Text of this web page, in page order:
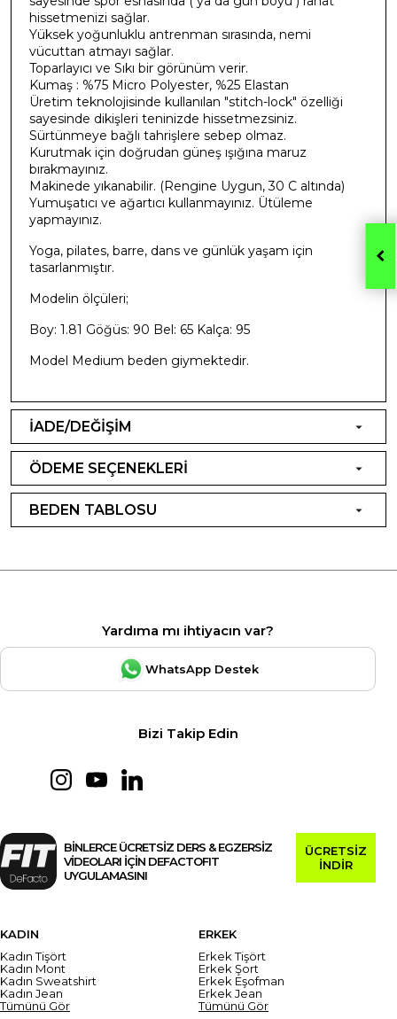
hissetmenizi sağlar.
Yüksek yoğunluklu antrenman sırasında, nemi
vücuttan atmayı sağlar.
Toparlayıcı ve Sıkı bir görünüm verir.
Kumaş : %75 Micro Polyester, %25 Elastan
Üretim teknolojisinde kullanılan "stitch-lock" özelliği
sayesinde dikişleri teninizde hissetmezsiniz.
Sürtünmeye bağlı tahrişlere sebep olmaz.
Kurutmak için doğrudan güneş ışığına maruz
bırakmayınız.
Makinede yıkanabilir. (Rengine Uygun, 30 C altında)
Yumuşatıcı ve ağartıcı kullanmayınız. Ütüleme
yapmayınız.
Yoga, pilates, barre, dans ve günlük yaşam için
tasarlanmıştır.
Modelin ölçüleri;
Boy: 1.81 Göğüs: 90 Bel: 65 Kalça: 95
Model Medium beden giymektedir.
İADE/DEĞİŞİM
ÖDEME SEÇENEKLERİ
BEDEN TABLOSU
Yardıma mı ihtiyacın var?
WhatsApp Destek
Bizi Takip Edin
BİNLERCE ÜCRETSİZ DERS & EGZERSİZ
VİDEOLARI İÇİN DEFACTOFIT
UYGULAMASINI
ÜCRETSİZ
İNDİR
KADIN
Kadın Tişört
Kadın Mont
Kadın Sweatshirt
Kadın Jean
Tümünü Gör
ERKEK
Erkek Tişört
Erkek Şort
Erkek Eşofman
Erkek Jean
Tümünü Gör